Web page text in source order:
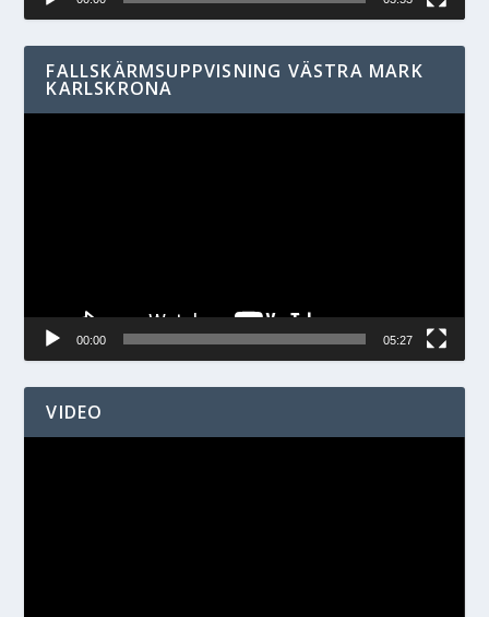
FALLSKÄRMSUPPVISNING VÄSTRA MARK
KARLSKRONA
00:00 05:27
VIDEO